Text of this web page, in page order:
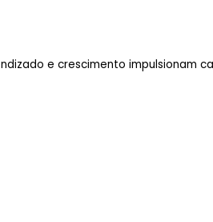
e crescimento impulsionam